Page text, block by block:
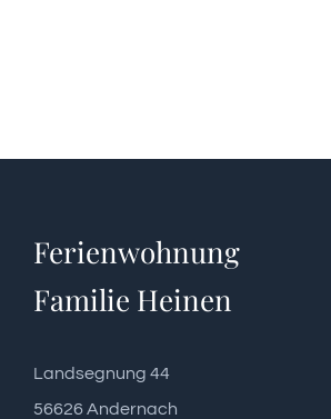
Ferienwohnung
Familie Heinen
Landsegnung 44
56626 Andernach